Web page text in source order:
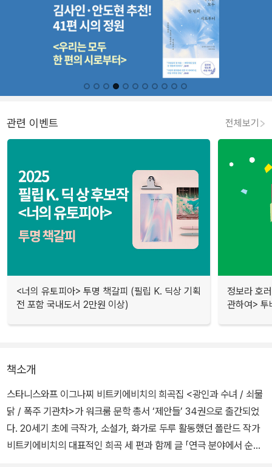
관련 이벤트 전체보기
<너의 유토피아> 투명 책갈피 (필립 K. 딕상 기획
전 포함 국내도서 2만원 이상)
정보라 호
관하여> 투
책소개
스타니스와프 이그나찌 비트키에비치의 희곡집 <광인과 수녀 / 쇠물
닭 / 폭주 기관차>가 워크룸 문학 총서 ‘제안들’ 34권으로 출간되었
다. 20세기 초에 극작가, 소설가, 화가로 두루 활동했던 폴란드 작가
비트키에비치의 대표적인 희곡 세 편과 함께 글 「연극 분야에서 순수